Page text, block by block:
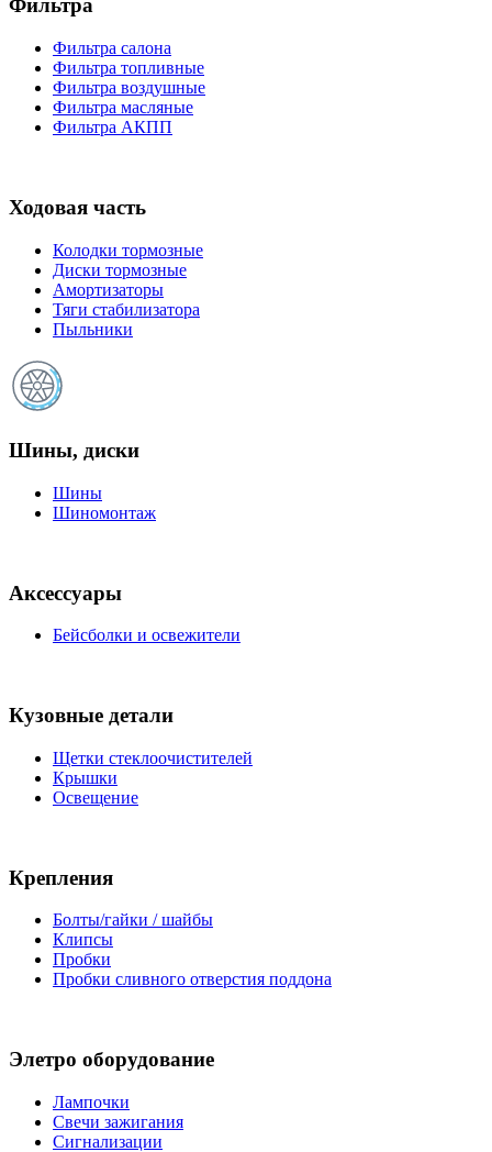
Фильтра
Фильтра салона
Фильтра топливные
Фильтра воздушные
Фильтра масляные
Фильтра АКПП
Ходовая часть
Колодки тормозные
Диски тормозные
Амортизаторы
Тяги стабилизатора
Пыльники
Шины, диски
Шины
Шиномонтаж
Аксессуары
Бейсболки и освежители
Кузовные детали
Щетки стеклоочистителей
Крышки
Освещение
Крепления
Болты/гайки / шайбы
Клипсы
Пробки
Пробки сливного отверстия поддона
Элетро оборудование
Лампочки
Свечи зажигания
Сигнализации